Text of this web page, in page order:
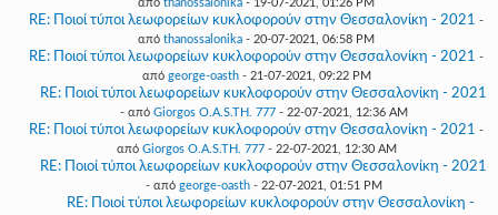
από thanossalonika - 19-07-2021, 01:26 PM
RE: Ποιοί τύποι λεωφορείων κυκλοφορούν στην Θεσσαλονίκη - 2021 -
από thanossalonika - 20-07-2021, 06:58 PM
RE: Ποιοί τύποι λεωφορείων κυκλοφορούν στην Θεσσαλονίκη - 2021 -
από george-oasth- 21-07-2021, 09:22 PM
RE: Ποιοί τύποι λεωφορείων κυκλοφορούν στην Θεσσαλονίκη - 2021
- από Giorgos O.A.S.TH. 777- 22-07-2021, 12:36 AM
RE: Ποιοί τύποι λεωφορείων κυκλοφορούν στην Θεσσαλονίκη - 2021 -
από Giorgos O.A.S.TH. 777- 22-07-2021, 12:30 AM
RE: Ποιοί τύποι λεωφορείων κυκλοφορούν στην Θεσσαλονίκη - 2021
- από george-oasth- 22-07-2021, 01:51 PM
RE: Ποιοί τύποι λεωφορείων κυκλοφορούν στην Θεσσαλονίκη -